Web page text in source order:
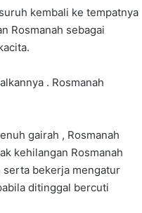
kembali ke tempatnya
Rosmanah sebagai
. Rosmanah
gairah , Rosmanah
kehilangan Rosmanah
serta bekerja mengatur
ditinggal bercuti